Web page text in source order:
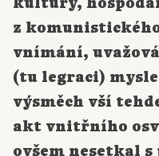
z
vnímání,
(tu legraci)
výsměch vší
akt vnitřního
ovšem nesetkal